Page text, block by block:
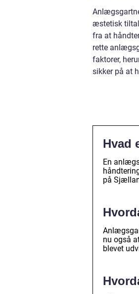
æstetisk
fra at
rette
faktorer,
sikker på at
Hvad
En
på
nu også
blevet